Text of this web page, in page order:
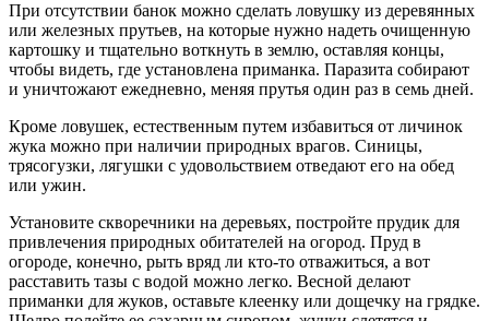
При отсутствии банок можно сделать ловушку из деревянных
или железных прутьев, на которые нужно надеть очищенную
картошку и тщательно воткнуть в землю, оставляя концы,
чтобы видеть, где установлена приманка. Паразита собирают
и уничтожают ежедневно, меняя прутья один раз в семь дней.
Кроме ловушек, естественным путем избавиться от личинок
жука можно при наличии природных врагов. Синицы,
трясогузки, лягушки с удовольствием отведают его на обед
или ужин.
Установите скворечники на деревьях, постройте прудик для
привлечения природных обитателей на огород. Пруд в
огороде, конечно, рыть вряд ли кто-то отважиться, а вот
расставить тазы с водой можно легко. Весной делают
приманки для жуков, оставьте клеенку или дощечку на грядке.